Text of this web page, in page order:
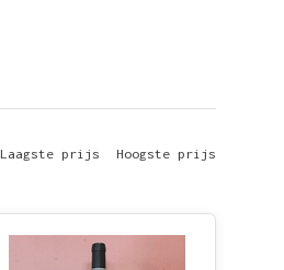
Laagste prijs Hoogste prijs